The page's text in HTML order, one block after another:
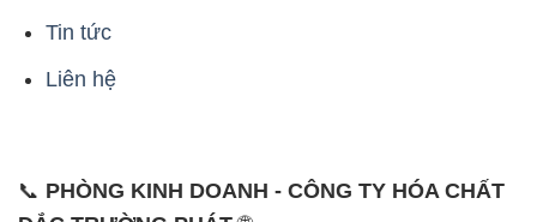
Tin tức
Liên hệ
📞 PHÒNG KINH DOANH - CÔNG TY HÓA CHẤT